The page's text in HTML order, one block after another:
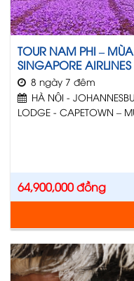
TOUR NAM PHI –
SINGAPORE
8 ngày 7 đêm
HÀ NỘI -
LODGE - CAPETOWN –
64,900,000đồng